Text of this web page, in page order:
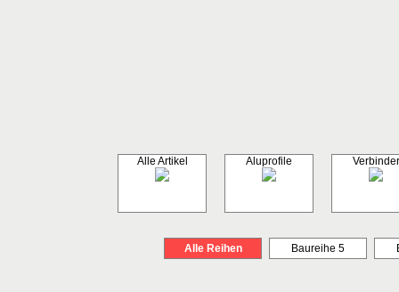
Alle Artikel Aluprofile Verbinder
Alle Reihen Baureihe 5